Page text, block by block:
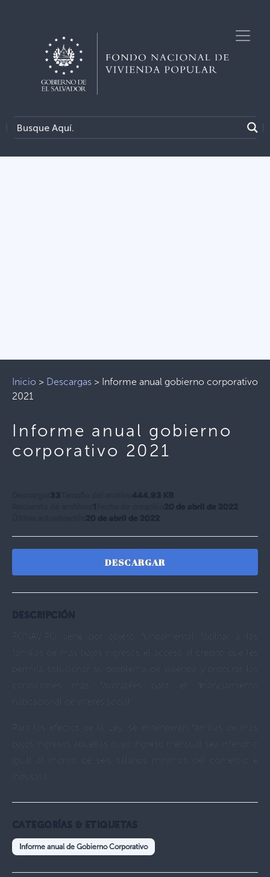
Inicio > Descargas > Informe anual gobierno corporativo
2021
Informe anual gobierno
corporativo 2021
33
444.93 KB
1
20 de abril de 2022
20 de abril de 2022
DESCARGAR
DESCRIPCIÓN
FONAVIPO tiene por objeto fundamental facilitar a las
familias de mas bajos ingresos el acceso al crédito que les
permita solucionar su problema de vivienda y procurar las
condiciones mas favorables para el financiamiento
habitacional de interés social.
Para los efectos de la Ley, se entenderán familias de más
bajos ingresos aquellas cuyo ingreso mensual sea inferior o
igual al monto de seis salarios mínimos del comercio e
industria.
CATEGORÍAS & ETIQUETAS
Informe anual de Gobierno Corporativo